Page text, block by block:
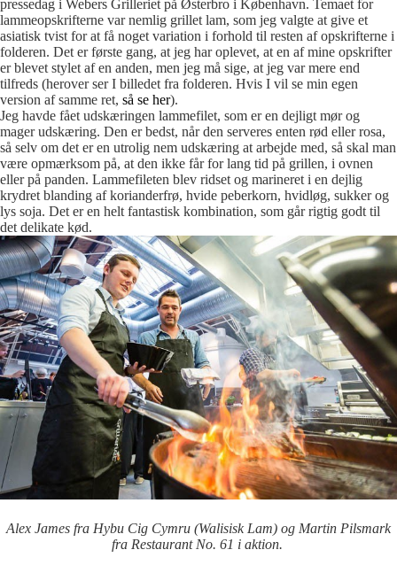
pressedag i Webers Grilleriet på Østerbro i København. Temaet for
lammeopskrifterne var nemlig grillet lam, som jeg valgte at give et
asiatisk tvist for at få noget variation i forhold til resten af opskrifterne i
folderen. Det er første gang, at jeg har oplevet, at en af mine opskrifter
er blevet stylet af en anden, men jeg må sige, at jeg var mere end
tilfreds (herover ser I billedet fra folderen. Hvis I vil se min egen
version af samme ret, så se her).
Jeg havde fået udskæringen lammefilet, som er en dejligt mør og
mager udskæring. Den er bedst, når den serveres enten rød eller rosa,
så selv om det er en utrolig nem udskæring at arbejde med, så skal man
være opmærksom på, at den ikke får for lang tid på grillen, i ovnen
eller på panden. Lammefileten blev ridset og marineret i en dejlig
krydret blanding af korianderfrø, hvide peberkorn, hvidløg, sukker og
lys soja. Det er en helt fantastisk kombination, som går rigtig godt til
det delikate kød.
Alex James fra Hybu Cig Cymru (Walisisk Lam) og Martin Pilsmark
fra Restaurant No. 61 i aktion.